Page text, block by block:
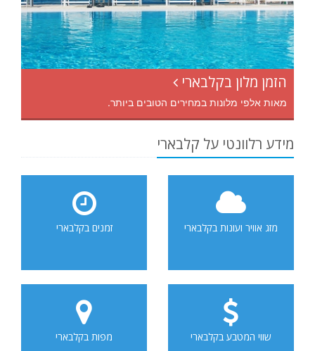
הזמן מלון בקלבארי
מאות אלפי מלונות במחירים הטובים ביותר.
מידע רלוונטי על קלבארי
מזג אוויר ועונות בקלבארי זמנים בקלבארי
שווי המטבע בקלבארי מפות בקלבארי